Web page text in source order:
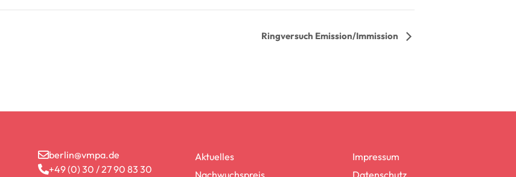
Ringversuch Emission/Immission
berlin@vmpa.de
+49 (0) 30 / 27 90 83 30
Aktuelles
Impressum